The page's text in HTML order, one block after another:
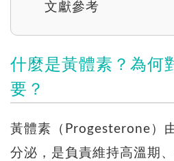
文獻參考
什麼是黃體素？為何
要？
黃體素（Progesterone）
分泌，是負責維持高溫期